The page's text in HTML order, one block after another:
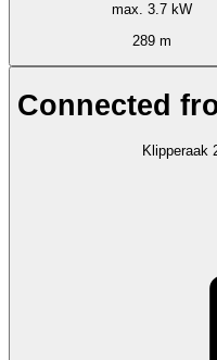
max. 3.7 kW
289 m
Connected
Klipperaak